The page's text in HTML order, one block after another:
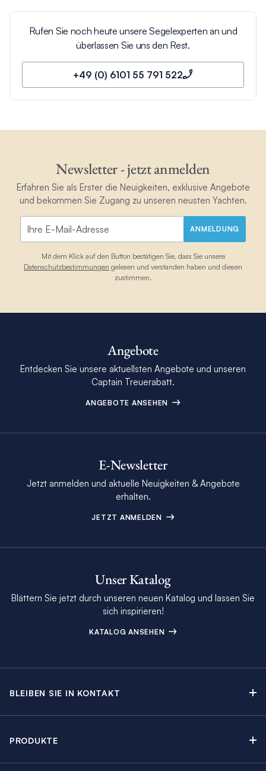
Rufen Sie noch heute unsere Segelexperten an und
überlassen Sie uns den Rest.
+49 (0) 6101 55 791 522
Newsletter - jetzt anmelden
Erfahren Sie als Erster die Neuigkeiten, exklusive Angebote
und bekommen Sie Zugang zu unseren neusten Yachten.
ANMELDUNG
Mit dem Klick auf den Button bestätigen Sie, dass Sie unsere
Datenschutzbestimmungen gelesen und verstanden haben und diesen
zustimmen.
Angebote
Entdecken Sie unsere aktuellsten Angebote und unseren
Captain Treuerabatt.
ANGEBOTE ANSEHEN
E-Newsletter
Jetzt anmelden und aktuelle Neuigkeiten & Angebote
erhalten.
JETZT ANMELDEN
Unser Katalog
Blättern Sie jetzt durch unseren neuen Katalog und lassen Sie
sich inspirieren!
KATALOG ANSEHEN
BLEIBEN SIE IN KONTAKT
PRODUKTE